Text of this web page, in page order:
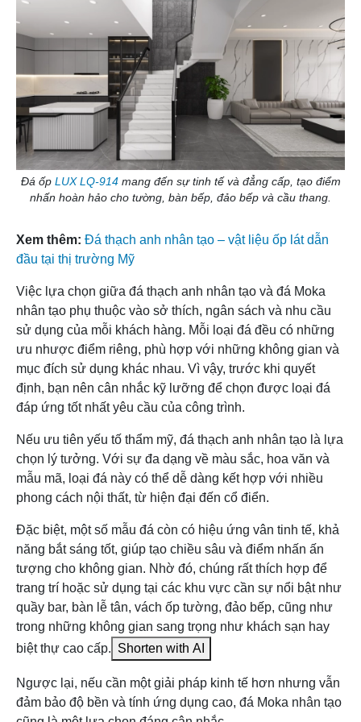
bền
Cao, khó bị nứt vỡ do lực
tác động mạnh.
bị nứt vỡ hơn
lực lớn.
Màu
sắc và
hoa
văn
Đa dạng, có thể mô phỏng
nhiều loại đá tự nhiên như
granite, marble.
Chủ yếu là
kem, ít hoa
chọn về màu
Ứng
dụng
Thích hợp cho mặt bếp,
bàn ăn, ốp tường, sàn nhà,
lavabo, cầu thang, quầy lễ
Thường được
dụng cho bàn
bàn ăn, ốp
thành
Cao hơn so với đá Moka
thạch anh tự nhiên nhiều.
hợp với ngân
trung bình.
Bảo trì
& bảo
dưỡng
Ít cần bảo trì, dễ lau chùi,
không bị ố vàng theo thời
gian.
Cần bảo
kỳ để duy trì
và khả năng
thấm.
Xuất
xứ
như Việt Nam, Trung Quốc,
Mỹ, châu Âu (LUX,
Vicostone, Caesarstone,
…).
Chủ yếu được
xuất tại Trung
Đá ốp LUX LQ-914mang đến sự tinh tế và đẳng cấp, tạo điểm
nhấn hoàn hảo cho tường, bàn bếp, đảo bếp và cầu thang.
Xem thêm: Đá thạch anh nhân tạo – vật liệu ốp lát dẫn
đầu tại thị trường Mỹ
Việc lựa chọn giữa đá thạch anh nhân tạo và đá Moka
nhân tạo phụ thuộc vào sở thích, ngân sách và nhu cầu
sử dụng của mỗi khách hàng. Mỗi loại đá đều có những
ưu nhược điểm riêng, phù hợp với những không gian và
mục đích sử dụng khác nhau. Vì vậy, trước khi quyết
định, bạn nên cân nhắc kỹ lưỡng để chọn được loại đá
đáp ứng tốt nhất yêu cầu của công trình.
Nếu ưu tiên yếu tố thẩm mỹ, đá thạch anh nhân tạo là lựa
chọn lý tưởng. Với sự đa dạng về màu sắc, hoa văn và
mẫu mã, loại đá này có thể dễ dàng kết hợp với nhiều
phong cách nội thất, từ hiện đại đến cổ điển.
Đặc biệt, một số mẫu đá còn có hiệu ứng vân tinh tế, khả
năng bắt sáng tốt, giúp tạo chiều sâu và điểm nhấn ấn
tượng cho không gian. Nhờ đó, chúng rất thích hợp để
trang trí hoặc sử dụng tại các khu vực cần sự nổi bật như
quầy bar, bàn lễ tân, vách ốp tường, đảo bếp, cũng như
trong những không gian sang trọng như khách sạn hay
biệt thự cao cấp. Shorten with AI
Ngược lại, nếu cần một giải pháp kinh tế hơn nhưng vẫn
đảm bảo độ bền và tính ứng dụng cao, đá Moka nhân tạo